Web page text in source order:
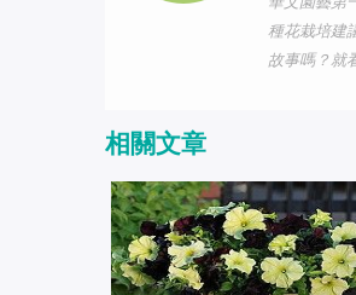
種花栽培建
故事嗎？就
相關文章